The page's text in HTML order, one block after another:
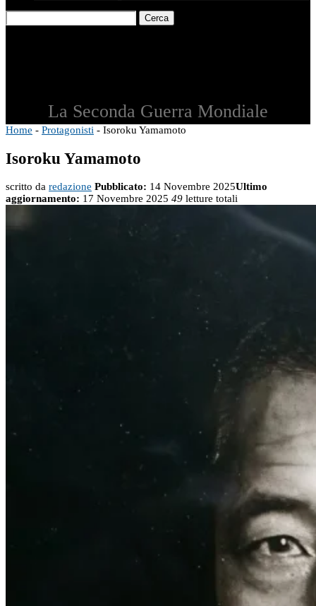
Cerca
La Seconda Guerra Mondiale
Home - Protagonisti - Isoroku Yamamoto
Isoroku Yamamoto
scritto da redazione Pubblicato: 14 Novembre 2025Ultimo
aggiornamento: 17 Novembre 2025 49 letture totali